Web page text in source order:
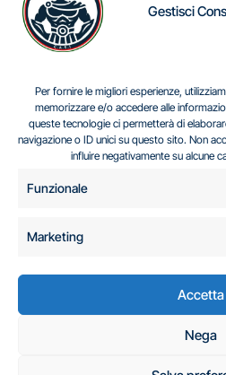
Gestisci
Per fornire le migliori esperienze,
memorizzare e/o accedere alle
queste tecnologie ci permetterà di
navigazione o ID unici su questo sito. Non
influire negativamente su alcune
Funzionale
Marketing
Accetta
Nega
Centro Analisi e Studi Italus
C.A.S.I.
Analisi e